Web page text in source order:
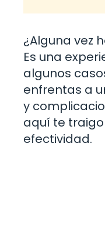
¿Alguna vez
Es una
algunos
enfrentas a
y
aquí te
efectividad.